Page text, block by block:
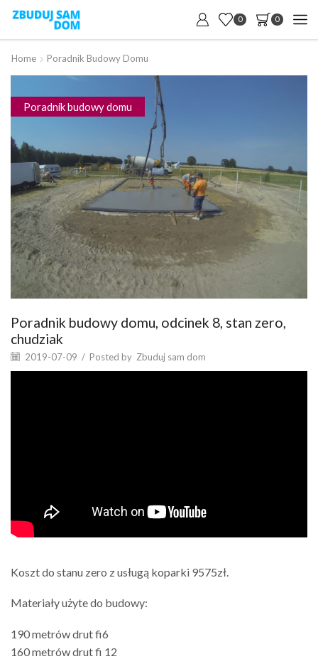
0 0
Home Poradnik Budowy Domu
Poradnik budowy domu
Poradnik budowy domu, odcinek 8, stan zero,
chudziak
2019-07-09 / Posted by Zbuduj sam dom
Koszt do stanu zero z usługą koparki 9575zł.
Materiały użyte do budowy:
190 metrów drut fi6
160 metrów drut fi 12